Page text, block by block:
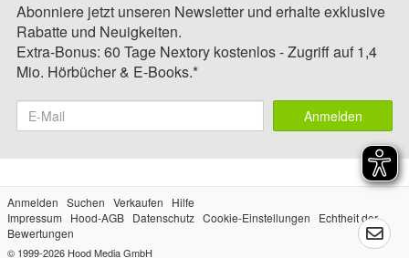
Abonniere jetzt unseren Newsletter und erhalte exklusive
Rabatte und Neuigkeiten.
Extra-Bonus: 60 Tage Nextory kostenlos - Zugriff auf 1,4
Mio. Hörbücher & E-Books.*
Anmelden
Anmelden Suchen Verkaufen
Hilfe
Impressum
Hood-AGB Datenschutz Cookie-Einstellungen
Echtheit der
Bewertungen
© 1999-2026 Hood Media GmbH